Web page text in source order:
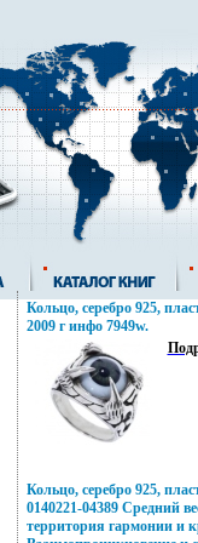
Кольцо, серебро 925,
2009 г инфо 7949w.
Кольцо, серебро 925,
0140221-04389 Средний
территория гармонии и